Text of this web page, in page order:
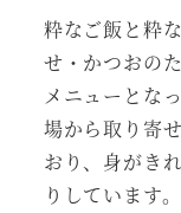
粋なご飯と粋
せ・かつおの
メニューとな
場から取り寄
おり、身がき
りしています